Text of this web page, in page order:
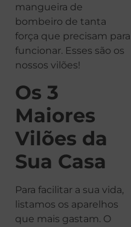
mangueira de
bombeiro de tanta
força que precisam para
funcionar. Esses são os
nossos vilões!
Os 3
Maiores
Vilões da
Sua Casa
Para facilitar a sua vida,
listamos os aparelhos
que mais gastam. O